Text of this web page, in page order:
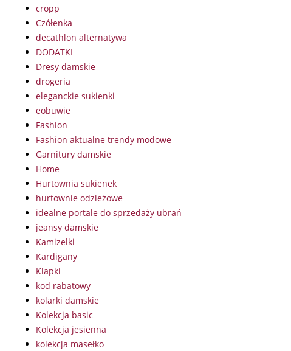
cropp
Czółenka
decathlon alternatywa
DODATKI
Dresy damskie
drogeria
eleganckie sukienki
eobuwie
Fashion
Fashion aktualne trendy modowe
Garnitury damskie
Home
Hurtownia sukienek
hurtownie odzieżowe
idealne portale do sprzedaży ubrań
jeansy damskie
Kamizelki
Kardigany
Klapki
kod rabatowy
kolarki damskie
Kolekcja basic
Kolekcja jesienna
kolekcja masełko